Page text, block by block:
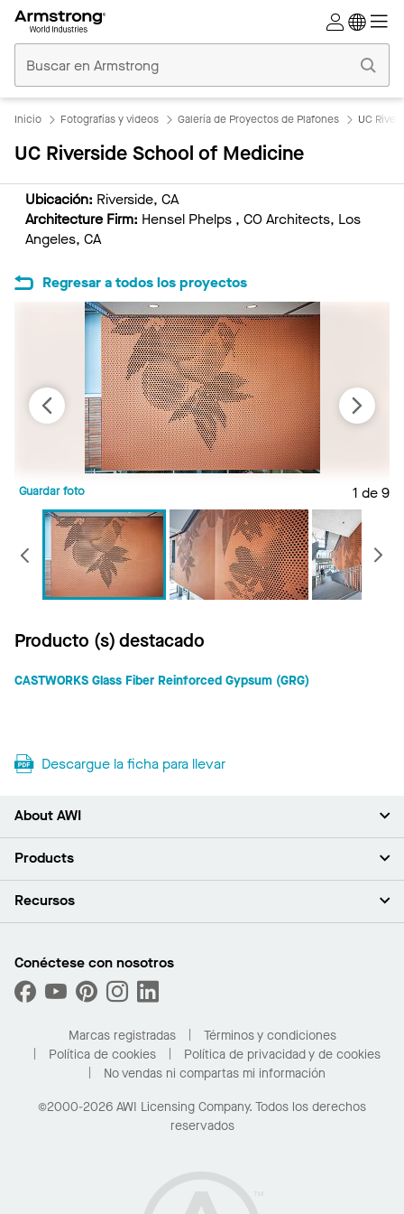
Comerciales
Inicio
Inicio Fotografías y videos Galería de Proyectos de Plafones UC
UC Riverside School of Medicine
Ubicación: Riverside, CA
Architecture Firm: Hensel Phelps , CO Architects, Los
Angeles, CA
Regresar a todos los proyectos
1 de 9
Guardar foto
Anterior
Producto (s) destacado
CASTWORKS Glass Fiber Reinforced Gypsum (GRG)
Descargue la ficha para llevar
About AWI
Acerca de nosotros
Sala de prensa
Sustentabilidad
¿Cuáles son mis opciones de compra?
Products
Plafones
Capacidades personalizadas
Desempeño
Recursos
Buscar un distribuidor
Solicitar muestras
Compre en línea con Kanopi
Para el hogar
Conéctese con nosotros
Marcas registradas
Términos y condiciones
Política de cookies
Política de privacidad y de cookies
No vendas ni compartas mi información
©2000-2026 AWI Licensing Company. Todos los derechos
reservados